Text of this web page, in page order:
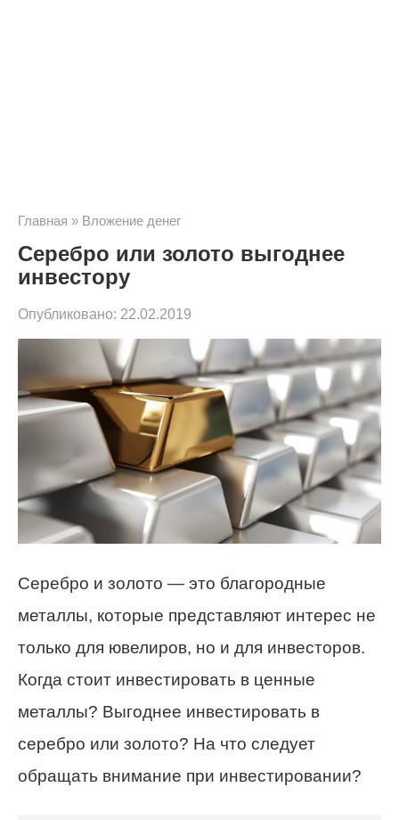
Главная » Вложение денег
Серебро или золото выгоднее
инвестору
Опубликовано: 22.02.2019
Серебро и золото — это благородные
металлы, которые представляют интерес не
только для ювелиров, но и для инвесторов.
Когда стоит инвестировать в ценные
металлы? Выгоднее инвестировать в
серебро или золото? На что следует
обращать внимание при инвестировании?